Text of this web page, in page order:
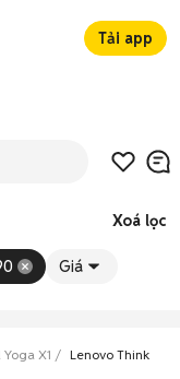
Tải app
Xoá lọc
Giá
X1 Lenovo ThinkPad